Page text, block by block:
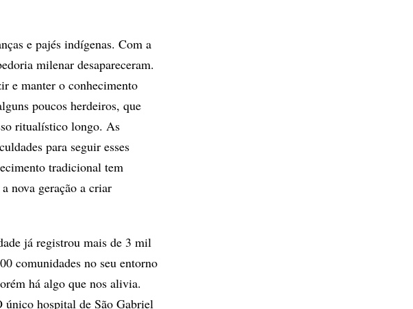
e pajés indígenas. Com a
milenar desapareceram.
e manter o conhecimento
poucos herdeiros, que
ritualístico longo. As
para seguir esses
tradicional tem
nova geração a criar
já registrou mais de 3 mil
comunidades no seu entorno
há algo que nos alivia.
único hospital de São Gabriel